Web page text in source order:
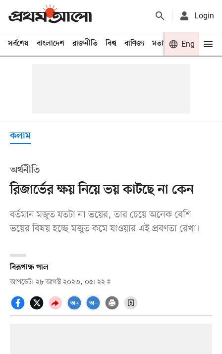
Login
সর্বশেষ বাংলাদেশ রাজনীতি বিশ্ব বাণিজ্য মতামত খেলা
Eng
কলাম
অর্থনীতি
রিজার্ভের ক্ষয় নিয়ে ভয় কাটছে না কেন
বর্তমান মজুত যতটা না ভয়ের, তার চেয়ে অনেক বেশি
ভয়ের বিষয় হচ্ছে মজুত কমে যাওয়ার এই প্রবণতা রেখা।
বিরূপাক্ষ পাল
আপডেট: ২৮ আগস্ট ২০২৩, ০৫: ২২